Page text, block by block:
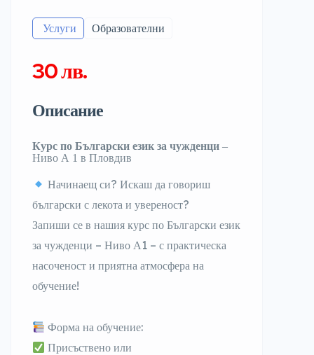
️ Услуги Образователни
30 лв.
Описание
Курс по Български език за чужденци –
Ниво А 1 в Пловдив
Начинаещ си? Искаш да говориш
български с лекота и увереност?
Запиши се в нашия курс по Български език
за чужденци – Ниво А1 – с практическа
насоченост и приятна атмосфера на
обучение!
Форма на обучение:
Присъствено или